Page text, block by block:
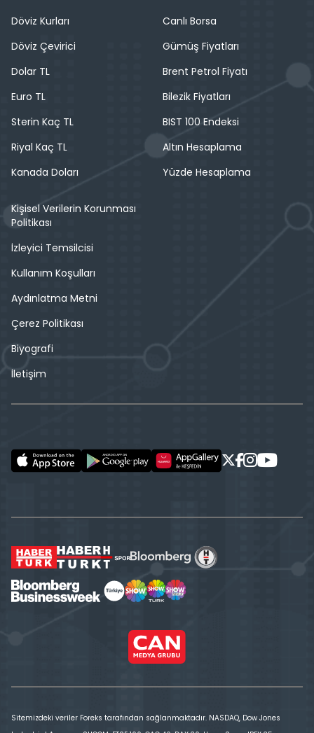
Döviz Kurları
Döviz Çevirici
Dolar TL
Euro TL
Sterin Kaç TL
Riyal Kaç TL
Kanada Doları
Canlı Borsa
Gümüş Fiyatları
Brent Petrol Fiyatı
Bilezik Fiyatları
BIST 100 Endeksi
Altın Hesaplama
Yüzde Hesaplama
Kişisel Verilerin Korunması
Politikası
İzleyici Temsilcisi
Kullanım Koşulları
Aydınlatma Metni
Çerez Politikası
Biyografi
İletişim
Sitemizdeki veriler Foreks tarafından sağlanmaktadır. NASDAQ, Dow Jones